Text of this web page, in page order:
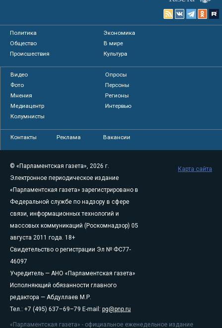
Политика
Экономика
Общество
В мире
Происшествия
Культура
Видео
Опросы
Фото
Персоны
Мнения
Регионы
Медиацентр
Интервью
Колумнисты
Контакты Реклама Вакансии
© «Парламентская газета», 2026 г.
Электронное периодическое издание
«Парламентская газета» зарегистрировано в
Федеральной службе по надзору в сфере
связи, информационных технологий и
массовых коммуникаций (Роскомнадзор) 05
августа 2011 года. 18+
Свидетельство о регистрации Эл № ФС77-
46097
Учредитель — АНО «Парламентская газета»
Исполняющий обязанности главного
редактора — Абдуллаев М.Р.
Тел.: +7 (495) 637–69–79 E-mail: pg@pnp.ru
«Парламентская газета» - официальное еженедельное издание
Карта сайта